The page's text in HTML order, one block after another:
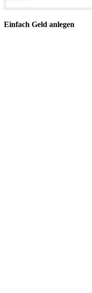
Einfach Geld anlegen